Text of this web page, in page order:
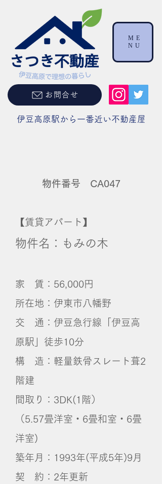
伊豆高原駅から一番近い不動産屋
お問合せ
ME
NU
物件番号 CA047
【賃貸アパート】
物件名：もみの木
家 賃：56,000円
所在地：伊東市八幡野
交 通：伊豆急行線「伊豆高
原駅」徒歩10分
構 造：軽量鉄骨スレート葺2
階建
間取り：3DK(1階）
（5.57畳洋室・6畳和室・6畳
洋室)
築年月：1993年(平成5年)9月
契 約：2年更新